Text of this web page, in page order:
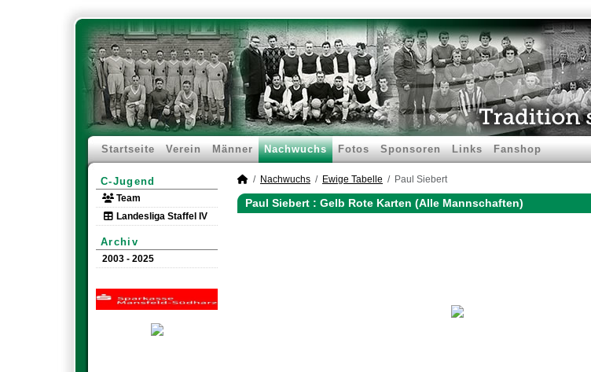
Startseite Verein Männer Nachwuchs Fotos Sponsoren Links Fanshop
C-Jugend
Team
Landesliga Staffel IV
Archiv
2003 - 2025
Nachwuchs Ewige Tabelle Paul Siebert
Paul Siebert : Gelb Rote Karten (Alle Mannschaften)